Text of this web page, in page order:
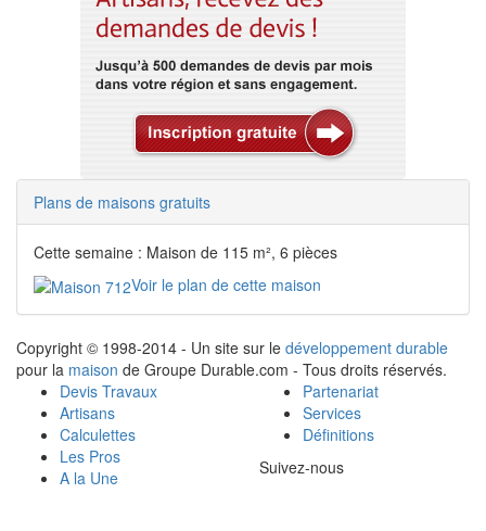
Plans de maisons gratuits
Cette semaine : Maison de 115 m², 6 pièces
Voir le plan de cette maison
Copyright © 1998-2014 - Un site sur le développement durable
pour la maison de Groupe Durable.com - Tous droits réservés.
Devis Travaux
Artisans
Calculettes
Les Pros
A la Une
Partenariat
Services
Définitions
Suivez-nous